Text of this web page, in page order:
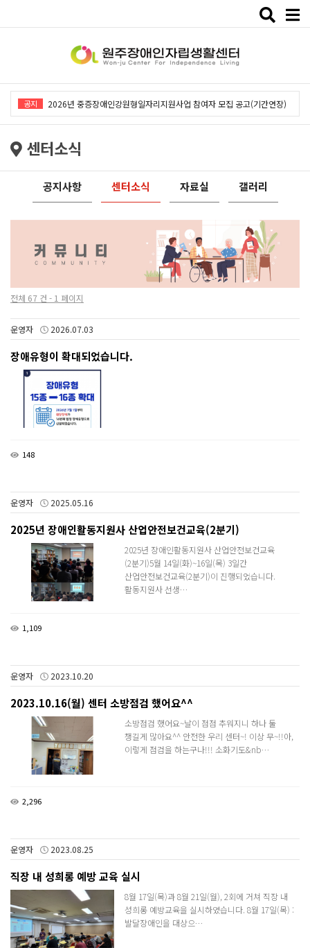
Toggle
공지 2026년 중증장애인강원형일자리지원사업 참여자 모집 공고(기간연장)
2026년 원주장애인자립생활센터 사회복지사 채용공고
2026년 중증장애인동료상담사업 동료상담가 모집공고
2026년 중증장애인강원형일자리지원사업 참여자 모집 공고(기간연장)
2026년 원주장애인자립생활센터 사회복지사 채용공고
2026년 중증장애인동료상담사업 동료상담가 모집공고
2026년 중증장애인강원형일자리사업 참여자 모집 공고
센터소식
공지사항 센터소식 자료실 갤러리
전체 67 건 - 1 페이지
운영자 2026.07.03
장애유형이 확대되었습니다.
148
운영자 2025.05.16
2025년 장애인활동지원사 산업안전보건교육(2분기)
2025년 장애인활동지원사 산업안전보건교육
(2분기)5월 14일(화)~16일(목) 3일간
산업안전보건교육(2분기)이 진행되었습니다.
활동지원사 선생…
1,109
운영자 2023.10.20
2023.10.16(월) 센터 소방점검 했어요^^
소방점검 했어요~날이 점점 추워지니 하나 둘
챙길게 많아요^^ 안전한 우리 센터~! 이상 무~!!아,
이렇게 점검을 하는구나!!! 소화기도&nb…
2,296
운영자 2023.08.25
직장 내 성희롱 예방 교육 실시
8월 17일(목)과 8월 21일(월), 2회에 거쳐 직장 내
성희롱 예방교육을 실시하였습니다. 8월 17일(목) :
발달장애인을 대상으…